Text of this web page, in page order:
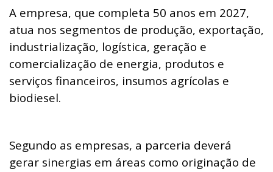
A empresa, que completa 50 anos em 2027,
atua nos segmentos de produção, exportação,
industrialização, logística, geração e
comercialização de energia, produtos e
serviços financeiros, insumos agrícolas e
biodiesel.
Segundo as empresas, a parceria deverá
gerar sinergias em áreas como originação de